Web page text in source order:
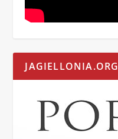
JAGIELLONIA.ORG